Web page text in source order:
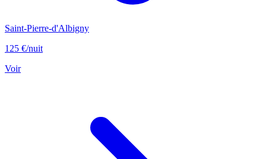
Saint-Pierre-d'Albigny
125 €/nuit
Voir